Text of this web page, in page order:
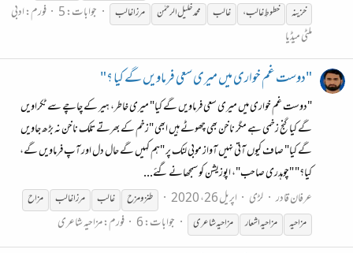
خزینہ
خطوطِغالب، غالب محمد خلیل الرحمٰن مرزاغالب جوابات: 5 فورم:ادبی
ملٹی میڈیا
"دوست غم خواری میں میری سعی فرماویں گے کیا ؟"
"دوست غم خواری میں میری سعی فرماویں گے کیا" میری خاطر، ہیر کے چاچے سے ٹکراویں
گے کیا گنج زخمی ہے مگر ناخن بھی چھوٹے ہیں ابھی "زخم کے بھرتے تلک ناخن نہ بڑھ جاویں
گے کیا" صاف کیوں آتی نہیں آواز موبی لنک پر "ہم کہیں گے حال دل اور آپ فرماویں گے،
کیا؟" "چوہدری صاحب"، اپوزیشن کو سمجھانے گئے...
عرفان قادر لڑی اپریل 26، 2020 طنز و مزح غالب مرزاغالب
مزاح
مزاحیہ
مزاحیہ اشعار مزاحیہ شاعری جوابات: 6 فورم:مزاحیہ شاعری